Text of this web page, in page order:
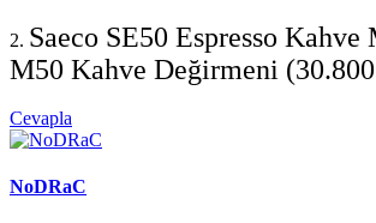
2. Saeco SE50 Espresso Kahve
M50 Kahve Değirmeni
Cevapla
NoDRaC